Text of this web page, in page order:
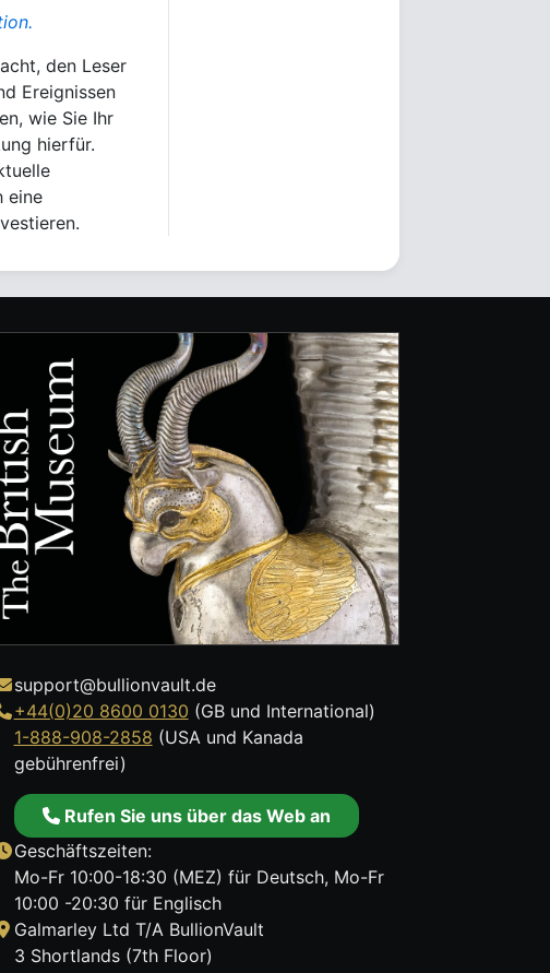
den Leser
Ereignissen
wie Sie Ihr
hierfür.
eine
support@bullionvault.de
+44(0)20 8600 0130 (GB und International)
1-888-908-2858 (USA und Kanada
gebührenfrei)
Rufen Sie uns über das Web an
Geschäftszeiten:
Mo-Fr 10:00-18:30 (MEZ) für Deutsch, Mo-Fr
10:00 -20:30 für Englisch
Galmarley Ltd T/A BullionVault
3 Shortlands (7th Floor)